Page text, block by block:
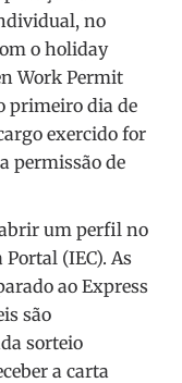
no
o holiday
Work Permit
primeiro dia de
exercido for
permissão de
abrir um perfil no
(IEC). As
ao Express
são
sorteio
a carta